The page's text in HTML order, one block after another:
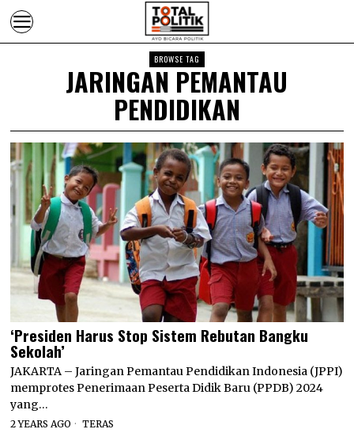
BROWSE TAG
JARINGAN PEMANTAU
PENDIDIKAN
‘Presiden Harus Stop Sistem Rebutan Bangku
Sekolah’
JAKARTA – Jaringan Pemantau Pendidikan Indonesia (JPPI)
memprotes Penerimaan Peserta Didik Baru (PPDB) 2024
yang…
2 YEARS AGO TERAS